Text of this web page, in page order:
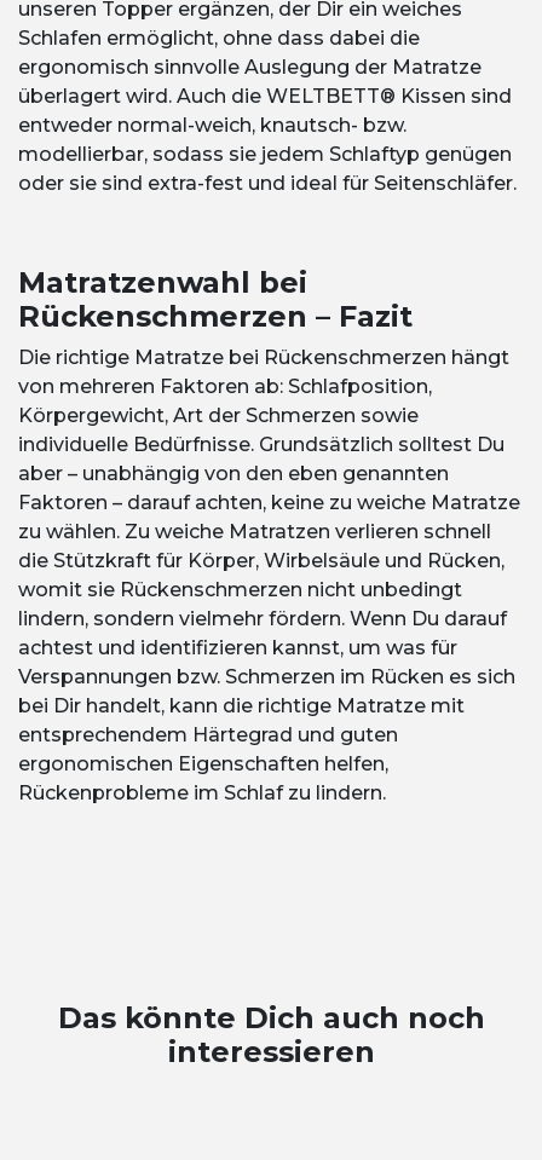
unseren Topper ergänzen, der Dir ein weiches
Schlafen ermöglicht, ohne dass dabei die
ergonomisch sinnvolle Auslegung der Matratze
überlagert wird. Auch die WELTBETT® Kissen sind
entweder normal-weich, knautsch- bzw.
modellierbar, sodass sie jedem Schlaftyp genügen
oder sie sind extra-fest und ideal für Seitenschläfer.
Matratzenwahl bei
Rückenschmerzen – Fazit
Die richtige Matratze bei Rückenschmerzen hängt
von mehreren Faktoren ab: Schlafposition,
Körpergewicht, Art der Schmerzen sowie
individuelle Bedürfnisse. Grundsätzlich solltest Du
aber – unabhängig von den eben genannten
Faktoren – darauf achten, keine zu weiche Matratze
zu wählen. Zu weiche Matratzen verlieren schnell
die Stützkraft für Körper, Wirbelsäule und Rücken,
womit sie Rückenschmerzen nicht unbedingt
lindern, sondern vielmehr fördern. Wenn Du darauf
achtest und identifizieren kannst, um was für
Verspannungen bzw. Schmerzen im Rücken es sich
bei Dir handelt, kann die richtige Matratze mit
entsprechendem Härtegrad und guten
ergonomischen Eigenschaften helfen,
Rückenprobleme im Schlaf zu lindern.
Das könnte Dich auch noch
interessieren